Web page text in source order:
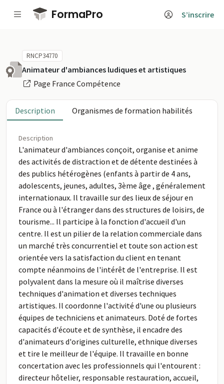
Passer au contenu principal
FormaPro S’inscrire
RNCP34770
Animateur d'ambiances ludiques et artistiques
Page France Compétence
Description Organismes de formation habilités
Description
L'animateur d'ambiances conçoit, organise et anime
des activités de distraction et de détente destinées à
des publics hétérogènes (enfants à partir de 4 ans,
adolescents, jeunes, adultes, 3ème âge , généralement
internationaux. Il travaille sur des lieux de séjour en
France ou à l'étranger dans des structures de loisirs, de
tourisme... Il participe à la fonction d'accueil d'un
centre. Il est un pilier de la relation commerciale dans
un marché très concurrentiel et toute son action est
orientée vers la satisfaction du client en tenant
compte néanmoins de l'intérêt de l'entreprise. Il est
polyvalent dans la mesure où il maîtrise diverses
techniques d'animation et diverses techniques
artistiques. Il coordonne l'activité d'une ou plusieurs
équipes de techniciens et animateurs. Doté de fortes
capacités d'écoute et de synthèse, il encadre des
d'animateurs d'origines culturelle, ethnique diverses
et tire le meilleur de l'équipe. Il travaille en bonne
concertation avec les professionnels qui l'entourent :
directeur hôtelier, responsable restauration, accueil,